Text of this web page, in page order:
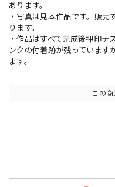
あります。
・写真は見本作品です。販
ります。
・作品はすべて完成後押印テ
ンクの付着跡が残っています
ます。
この